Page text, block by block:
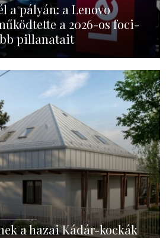
a pályán: a Lenovo
a 2026-os foci-
pillanatait
a hazai Kádár-kockák